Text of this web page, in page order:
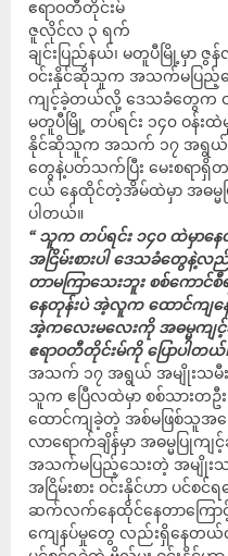
ဧရာဝတီတိုင်းမ်
ဇူလိုင်လ ၃ ရက်
ချင်းပြည်နယ်၊ မတူပီမြို့မှာ ဇွ
ဝင်းနိုင်ဆိုသူက အသက်မပြည့်သ
ကျင့်ခဲ့တယ်လို့ ဒေသခံတွေက
မတူပီမြို့ တပ်ရင်း ၁၄၀ ဝန်းထဲ
နိုင်ဆိုသူက အသက် ၁၇ အရွယ်
တွေနဲ့ပတ်သက်ပြီး မေးစရာရှိ
ငယ် နေထိုင်တဲ့အိမ်ထဲမှာ အဓမ္မ
ပါတယ်။
“ သူက တပ်ရင်း ၁၄၀ ထဲမှာနေ
အငြိမ်းစားပါ ဒေသခံတွေနဲ့
တာမကြာသေးဘူး စစ်ကောင်စီ
နေတုန်းပဲ အဲ့လူက ထောင်ကျနေ
အဲ့ကလေးမလေးကို အဓမ္မကျ
ဧရာဝတီတိုင်းမ်ကို ပြောပါတယ်
အသက် ၁၇ အရွယ် အမျိုးသမီး
သူက ဧပြီလထဲမှာ စစ်သားတဦး
ထောင်ကျခဲ့တဲ့ အစ်မဖြစ်သူအက
လာရောက်ချိန်မှာ အဓမ္မပြု
အသက်မပြည့်သေးတဲ့ အမျိုးသ
အငြိမ်းစား ဝင်းနိုင်ဟာ ပင်
ဆက်လက်နေထိုင်နေတာကြေ
ကျေနပ်မှုတွေ လည်းရှိနေတ